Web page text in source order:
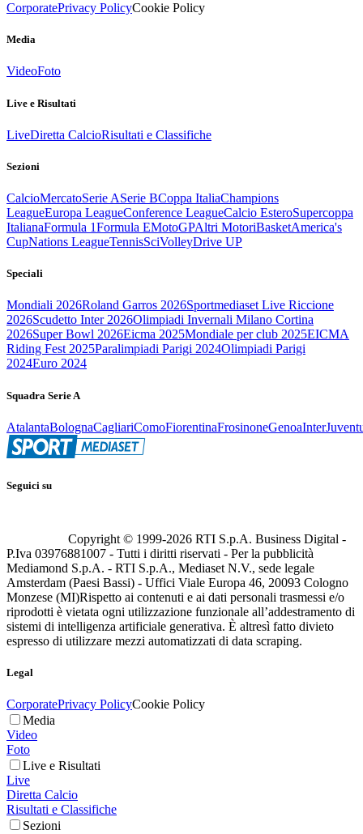
CorporatePrivacy PolicyCookie Policy
Media
VideoFoto
Live e Risultati
LiveDiretta CalcioRisultati e Classifiche
Sezioni
CalcioMercatoSerie ASerie BCoppa ItaliaChampions
LeagueEuropa LeagueConference LeagueCalcio EsteroSupercoppa
ItalianaFormula 1Formula EMotoGPAltri MotoriBasketAmerica's
CupNations LeagueTennisSciVolleyDrive UP
Speciali
Mondiali 2026Roland Garros 2026Sportmediaset Live Riccione
2026Scudetto Inter 2026Olimpiadi Invernali Milano Cortina
2026Super Bowl 2026Eicma 2025Mondiale per club 2025EICMA
Riding Fest 2025Paralimpiadi Parigi 2024Olimpiadi Parigi
2024Euro 2024
Squadra Serie A
AtalantaBolognaCagliariComoFiorentinaFrosinoneGenoaInter
Seguici su
Copyright © 1999-2026 RTI S.p.A. Business Digital -
P.Iva 03976881007 - Tutti i diritti riservati - Per la pubblicità
Mediamond S.p.A. - RTI S.p.A., Mediaset N.V., sede legale
Amsterdam (Paesi Bassi) - Uffici Viale Europa 46, 20093 Cologno
Monzese (MI)Rispetto ai contenuti e ai dati personali trasmessi e/o
riprodotti è vietata ogni utilizzazione funzionale all’addestramento di
sistemi di intelligenza artificiale generativa. È altresì fatto divieto
espresso di utilizzare mezzi automatizzati di data scraping.
Legal
CorporatePrivacy PolicyCookie Policy
Media
Video
Foto
Live e Risultati
Live
Diretta Calcio
Risultati e Classifiche
Sezioni